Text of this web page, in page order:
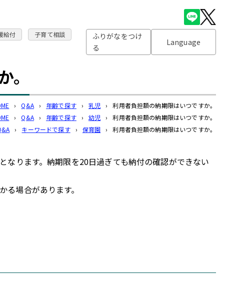
給付
子育て相談
ふりがなをつけ
る
Language
› Q&A › 年齢で探す › 乳児 ›
利用者負担額の納期限はいつですか。
› Q&A › 年齢で探す › 幼児 ›
利用者負担額の納期限はいつですか。
› キーワードで探す › 保育園 › 利用者負担額の納期限はいつですか。
ります。納期限を20日過ぎても納付の確認ができない
場合があります。